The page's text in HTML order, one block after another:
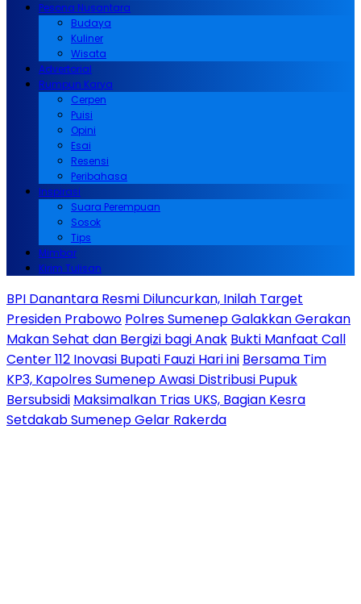
Pesona Nusantara
Budaya
Kuliner
Wisata
Advertorial
Rumpun Karya
Cerpen
Puisi
Opini
Esai
Resensi
Peribahasa
Inspirasi
Suara Perempuan
Sosok
Tips
Mimbar
Kirim Tulisan
BPI Danantara Resmi Diluncurkan, Inilah Target
Presiden Prabowo Polres Sumenep Galakkan Gerakan
Makan Sehat dan Bergizi bagi Anak Bukti Manfaat Call
Center 112 Inovasi Bupati Fauzi Hari ini Bersama Tim
KP3, Kapolres Sumenep Awasi Distribusi Pupuk
Bersubsidi Maksimalkan Trias UKS, Bagian Kesra
Setdakab Sumenep Gelar Rakerda